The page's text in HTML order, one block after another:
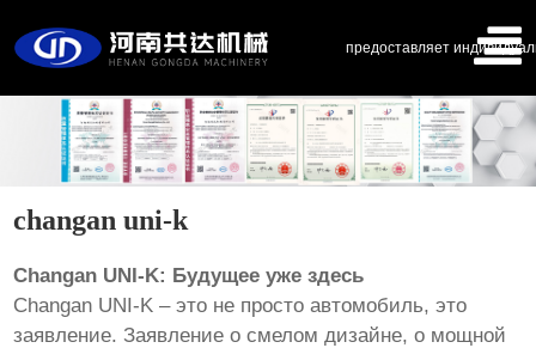
предоставляет
changan uni-k
Changan UNI-K: Будущее уже здесь
Changan UNI-K – это не просто автомобиль, это
заявление. Заявление о смелом дизайне, о мощной